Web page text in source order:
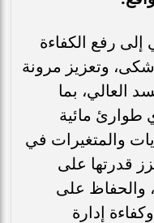
رفع الكفاءة
وتعزيز مرونة
العالي، بما
طوارئ مائية
والمتغيرات في
قدرتها على
والحفاظ على
إدارة